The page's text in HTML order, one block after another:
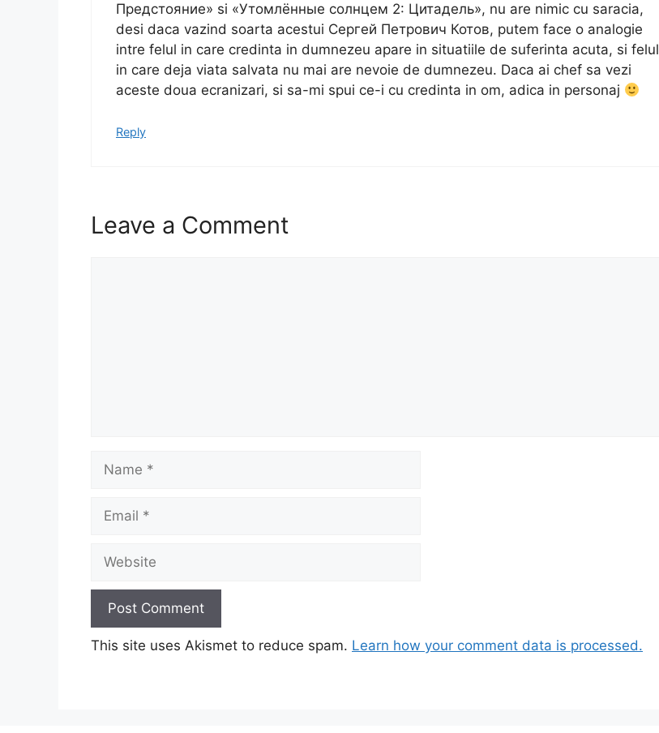
Предстояние» si «Утомлённые солнцем 2: Цитадель», nu are nimic cu saracia,
desi daca vazind soarta acestui Сергей Петрович Котов, putem face o analogie
intre felul in care credinta in dumnezeu apare in situatiile de suferinta acuta, si felul
in care deja viata salvata nu mai are nevoie de dumnezeu. Daca ai chef sa vezi
aceste doua ecranizari, si sa-mi spui ce-i cu credinta in om, adica in personaj
Reply
Leave a Comment
Name
Email
Website
This site uses Akismet to reduce spam. Learn how your comment data is processed.